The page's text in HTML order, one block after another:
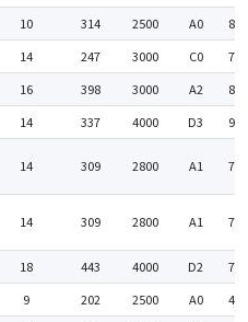
10 314 2500 A0 84
14 247 3000 C0 72
16 398 3000 A2 88
14 337 4000 D3 90
14 309 2800 A1 76
14 309 2800 A1 78
18 443 4000 D2 70
9 202 2500 A0 49